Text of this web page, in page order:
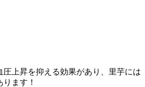
圧上昇を抑える効果があり、里芋には
ます！